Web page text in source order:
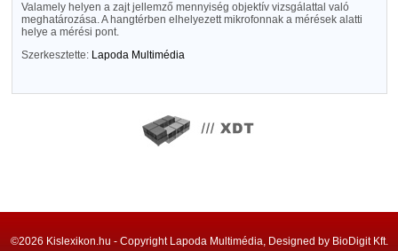
Valamely helyen a zajt jellemző mennyiség objektív vizsgálattal való
meghatározása. A hangtérben elhelyezett mikrofonnak a mérések alatti
helye a mérési pont.
Szerkesztette: Lapoda Multimédia
©2026 Kislexikon.hu - Copyright Lapoda Multimédia, Designed by BioDigit Kft.